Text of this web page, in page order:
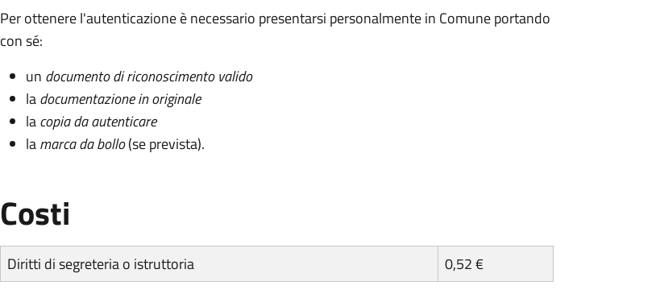
Per ottenere l'autenticazione è necessario presentarsi personalmente in Comune portando
con sé:
un documento di riconoscimento valido
ladocumentazione in originale
lacopia da autenticare
lamarca da bollo(se prevista).
Costi
Diritti di segreteria o istruttoria
0,52 €